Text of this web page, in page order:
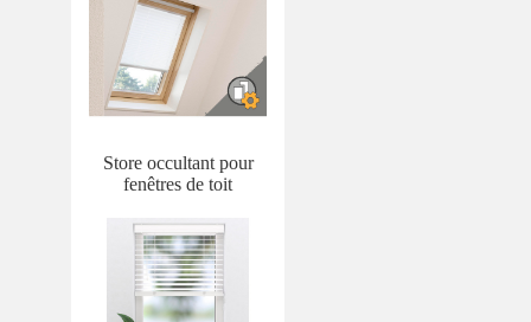
Store occultant pour
fenêtres de toit